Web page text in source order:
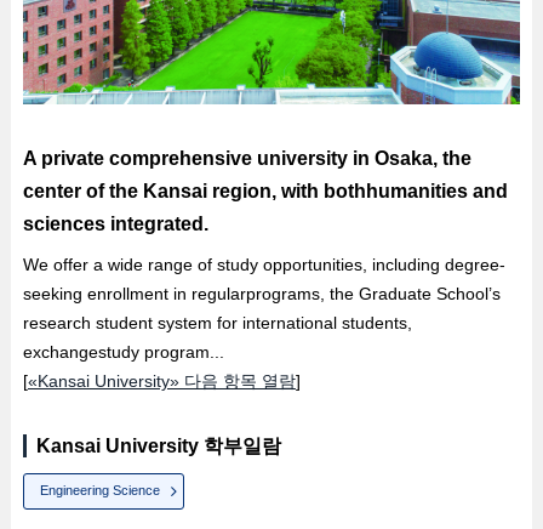
A private comprehensive university in Osaka, the
center of the Kansai region, with bothhumanities and
sciences integrated.
We offer a wide range of study opportunities, including degree-
seeking enrollment in regularprograms, the Graduate School’s
research student system for international students,
exchangestudy program...
[«Kansai University» 다음 항목 열람]
Kansai University 학부일람
Engineering Science